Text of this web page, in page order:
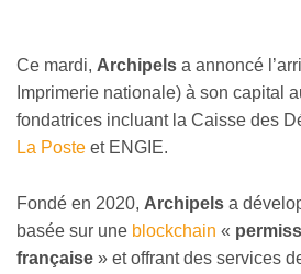
Ce mardi, Archipels a annoncé
Imprimerie nationale) à son capital
fondatrices incluant la Caisse des
La Poste et ENGIE.
Fondé en 2020, Archipels a
basée sur une blockchain «
française » et offrant des services